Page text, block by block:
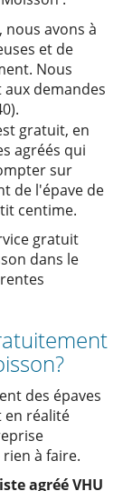
avons à
et de
Nous
demandes
gratuit, en
agréés qui
sur
de l'épave de
centime.
gratuit
dans le
des épaves
en réalité
à faire.
agréé VHU